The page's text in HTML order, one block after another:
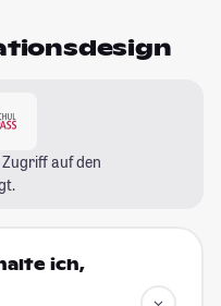
auf den
ich,